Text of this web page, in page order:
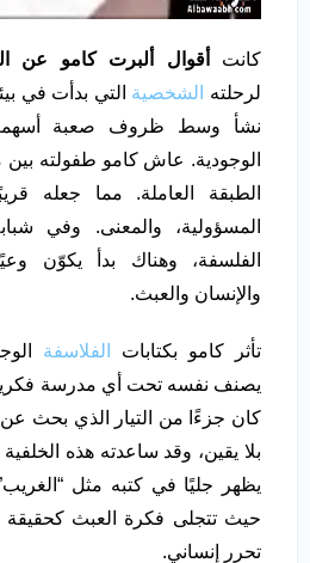
كانت أقوال ألبرت كامو عن
لرحلته الشخصية التي بدأت في
نشأ وسط ظروف صعبة
الوجودية. عاش كامو طفولته بين
الطبقة العاملة. مما جعله
المسؤولية، والمعنى. وفي
الفلسفة، وهناك بدأ يكوّن
والإنسان والعبث.
تأثر كامو بكتابات الفلاسفة
يصنف نفسه تحت أي مدرسة
كان جزءًا من التيار الذي بحث
بلا يقين، وقد ساعدته هذه
يظهر جليًا في كتبه مثل
حيث تتجلى فكرة العبث كحقيقة
تحرر إنساني.